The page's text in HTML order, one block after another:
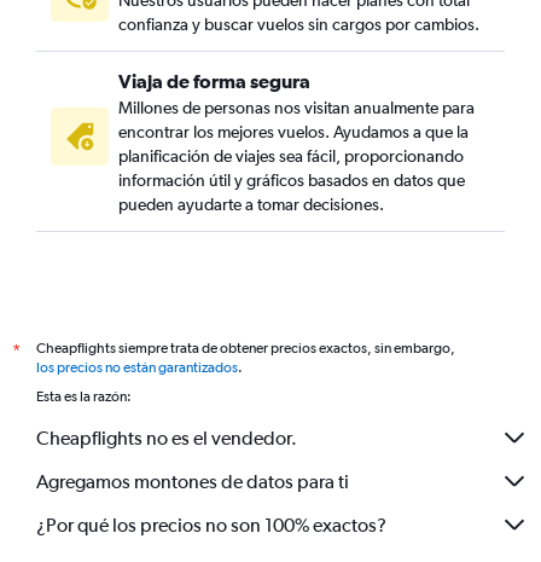
confianza y buscar vuelos sin cargos por cambios.
Viaja de forma segura
Millones de personas nos visitan anualmente para
encontrar los mejores vuelos. Ayudamos a que la
planificación de viajes sea fácil, proporcionando
información útil y gráficos basados en datos que
pueden ayudarte a tomar decisiones.
*
Cheapflights siempre trata de obtener precios exactos, sin embargo,
los precios no están garantizados.
Esta es la razón:
Cheapflights no es el vendedor.
Agregamos montones de datos para ti
¿Por qué los precios no son 100% exactos?